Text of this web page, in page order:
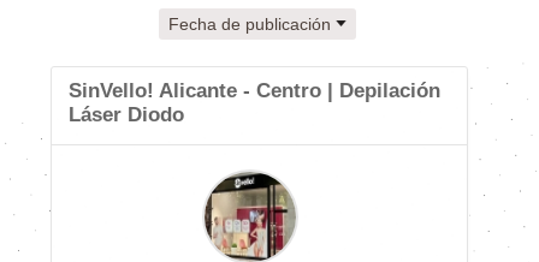
Fecha de publicación
SinVello! Alicante - Centro | Depilación
Láser Diodo